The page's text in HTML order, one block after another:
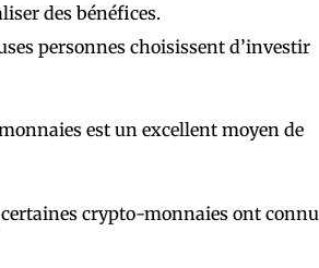
des bénéfices.
personnes choisissent d’investir
est un excellent moyen de
crypto-monnaies ont connu